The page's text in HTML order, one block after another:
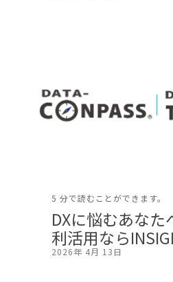
5 分で読むことができます。
DXに悩むあなた
利活用なら
2026年 4月 13日